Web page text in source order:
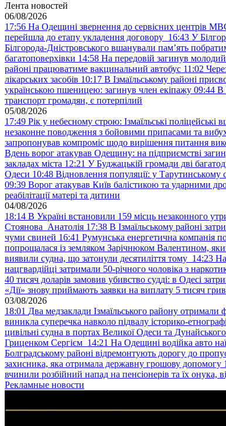
Лента новостей
06/08/2026
17:56 На Одещині звернення до сервісних центрів
перейшла до етапу укладення договору 16:43 У
Білгорода-Дністровського вшанували пам’ять
багатоповерхівки 14:58 На передовій загинув
районі працюватиме вакцинальний автобус 11:02
лікарських засобів 10:17 В Ізмаїльському районі
українською пшеницею: загинув член екіпажу 09:44 В
транспорт громадян, є потерпілий
05/08/2026
17:49 Рік у небесному строю: Ізмаїльські
незаконне поводження з бойовими припасами та
запропонував компроміс щодо вирішення питання
Вдень ворог атакував Одещину: на підприємстві
закладах міста 12:21 У Буджацькій громади дві
Одеси 10:48 Відновлення популяції: у Тарутинському
09:39 Ворог атакував Київ балістикою та ударними
реабілітації матері та дитини
04/08/2026
18:14 В Україні встановили 159 місць незаконного
Стоянова Анатолія 17:38 В Ізмаїльському районі
чуми свиней 16:41 Румунська енергетична компанія
попрощалася із земляком Зарічнюком Валентином,
виявили судна, що затонули десятиліття тому 14:23
нацгвардійці затримали 50-річного чоловіка з
40 тисяч доларів замовив убивство судді: в Одесі
«Дії» знову приймають заявки на виплату 5 тисяч
03/08/2026
18:01 Два медзаклади Ізмаїльського району
виникла суперечка навколо підвалу історико-
цивільні судна в портах Великої Одеси та
Гриценком Сергієм 14:21 На Одещині водійка авто
Болградському районі відремонтують дорогу до
захисника, яка отримала державну грошову допомогу
вчинили розбійний напад на пенсіонерів та їх онука,
Рекламные новости